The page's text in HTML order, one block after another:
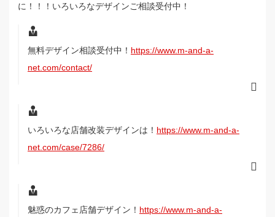
に！！！いろいろなデザインご相談受付中！
無料デザイン相談受付中！ https://www.m-and-a-
net.com/contact/
いろいろな店舗改装デザインは！ https://www.m-and-a-
net.com/case/7286/
魅惑のカフェ店舗デザイン！ https://www.m-and-a-